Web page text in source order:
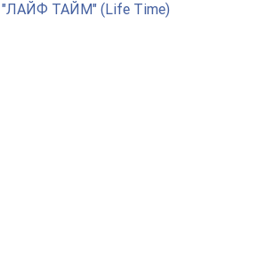
"ЛАЙФ ТАЙМ" (Life Time)